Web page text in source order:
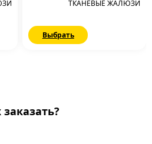
ТКАНЕВЫЕ ЖАЛЮЗИ
Выбрать
заказать?